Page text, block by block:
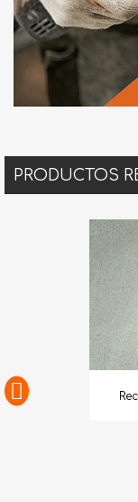
PRODUCTOS